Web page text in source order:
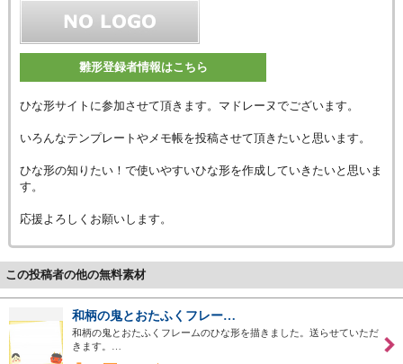
雛形登録者情報はこちら
ひな形サイトに参加させて頂きます。マドレーヌでございます。
いろんなテンプレートやメモ帳を投稿させて頂きたいと思います。
ひな形の知りたい！で使いやすいひな形を作成していきたいと思いま
す。
応援よろしくお願いします。
この投稿者の他の無料素材
和柄の鬼とおたふくフレー…
和柄の鬼とおたふくフレームのひな形を描きました。送らせていただ
きます。…